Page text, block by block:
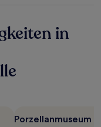
in
Porzellanmuseum